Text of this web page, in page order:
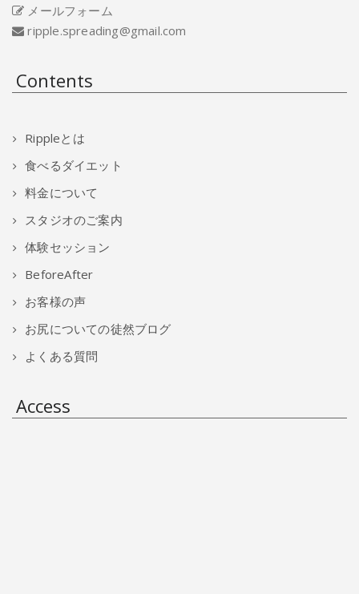
メールフォーム
ripple.spreading@gmail.com
Contents
Rippleとは
食べるダイエット
料金について
スタジオのご案内
体験セッション
BeforeAfter
お客様の声
お尻についての徒然ブログ
よくある質問
Access